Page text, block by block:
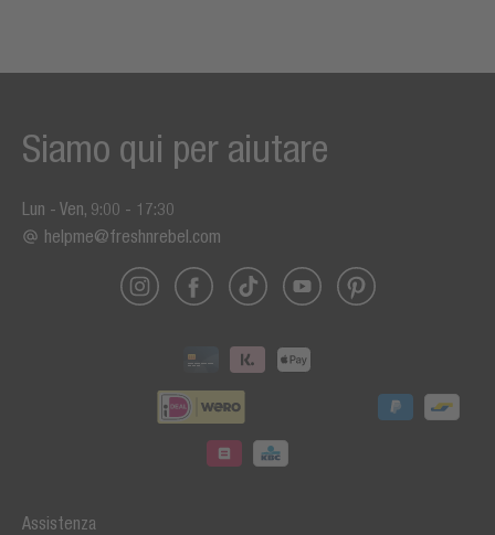
Assistenza
Siamo qui per aiutare
Lun - Ven, 9:00 - 17:30
helpme@freshnrebel.com